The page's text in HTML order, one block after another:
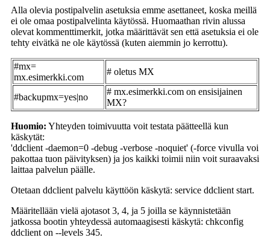
Alla olevia postipalvelin asetuksia emme asettaneet, koska meillä
ei ole omaa postipalvelinta käytössä. Huomaathan rivin alussa
olevat kommenttimerkit, jotka määrittävät sen että asetuksia ei ole
tehty eivätkä ne ole käytössä (kuten aiemmin jo kerrottu).
#mx=
mx.esimerkki.com
# oletus MX
#backupmx=yes|no
# mx.esimerkki.com on ensisijainen
MX?
Huomio: Yhteyden toimivuutta voit testata päätteellä kun
käskytät:
'ddclient -daemon=0 -debug -verbose -noquiet' (-force vivulla voi
pakottaa tuon päivityksen) ja jos kaikki toimii niin voit suraavaksi
laittaa palvelun päälle.
Otetaan ddclient palvelu käyttöön käskytä: service ddclient start.
Määritellään vielä ajotasot 3, 4, ja 5 joilla se käynnistetään
jatkossa bootin yhteydessä automaagisesti käskytä: chkconfig
ddclient on --levels 345.